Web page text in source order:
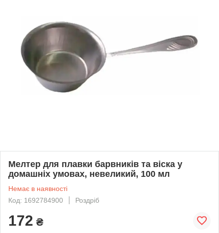
Мелтер для плавки барвників та віска у
домашніх умовах, невеликий, 100 мл
Немає в наявності
Код: 1692784900
Роздріб
172 ₴